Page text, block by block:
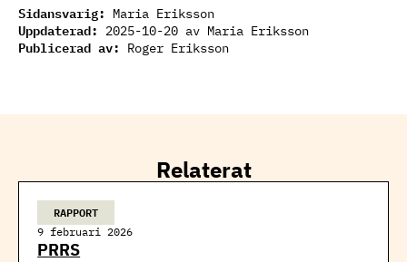
Sidansvarig: Maria Eriksson
Uppdaterad: 2025-10-20 av Maria Eriksson
Publicerad av: Roger Eriksson
Relaterat
RAPPORT
9 februari 2026
PRRS